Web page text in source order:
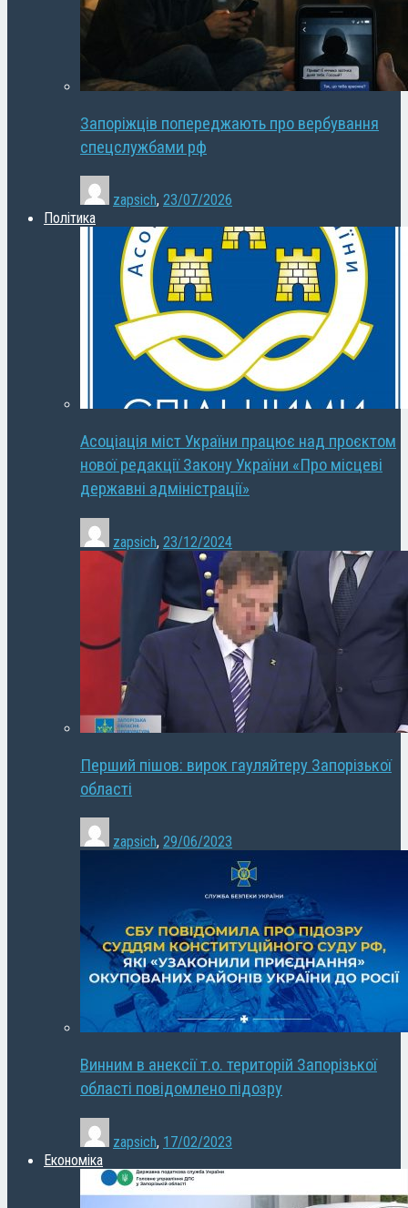
Запоріжців попереджають про вербування
спецслужбами рф
zapsich, 23/07/2026
Політика
Асоціація міст України працює над проєктом
нової редакції Закону України «Про місцеві
державні адміністрації»
zapsich, 23/12/2024
Перший пішов: вирок гауляйтеру Запорізької
області
zapsich, 29/06/2023
Винним в анексії т.о. територій Запорізької
області повідомлено підозру
zapsich, 17/02/2023
Економіка